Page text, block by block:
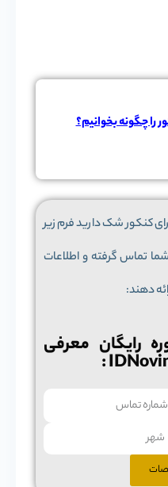
را چگونه بخوانیم؟
کنکور شک دارید فرم زیر
تماس گرفته و اطلاعات
دهند:
رایگان معرفی